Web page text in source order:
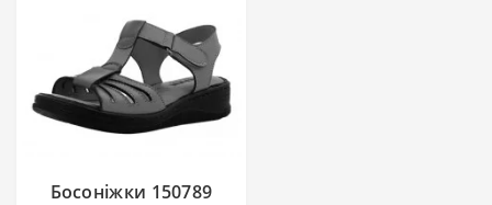
Босоніжки 150789